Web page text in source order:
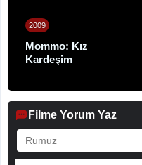
2009
Mommo: Kız
Kardeşim
Filme Yorum Yaz